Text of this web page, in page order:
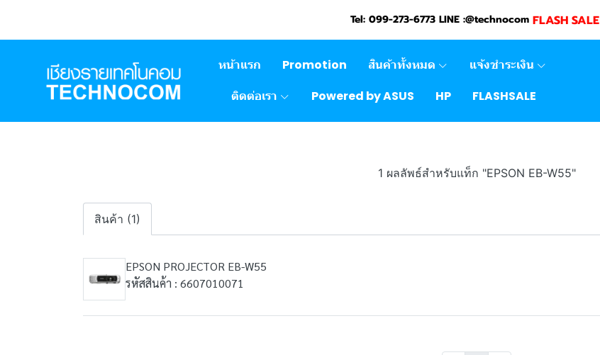
Tel: 099-273-6773 LINE :@technocom FLASH SALE
หน้าแรก Promotion สินค้าทั้งหมด
แจ้งชำระเงิน
ติดต่อเรา
Powered by ASUS HP FLASHSALE
1 ผลลัพธ์สำหรับแท็ก "EPSON EB-W55"
สินค้า (1)
EPSON PROJECTOR EB-W55
รหัสสินค้า : 6607010071